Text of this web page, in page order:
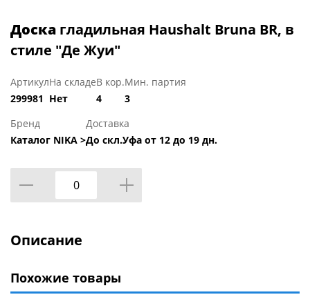
Доска гладильная Haushalt Bruna BR, в
стиле "Де Жуи"
Артикул
299981
На складе
Нет
В кор.
4
Мин. партия
3
Бренд
Каталог NIKA >
Доставка
До скл.Уфа от 12 до 19 дн.
Описание
Похожие товары